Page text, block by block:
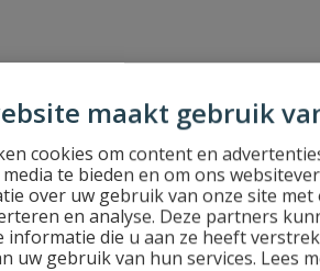
maakt gebruik
cookies om content en
te bieden en om ons
over uw gebruik van onze site
en analyse. Deze partners
informatie die u aan ze heeft
uw gebruik van hun services. Lees